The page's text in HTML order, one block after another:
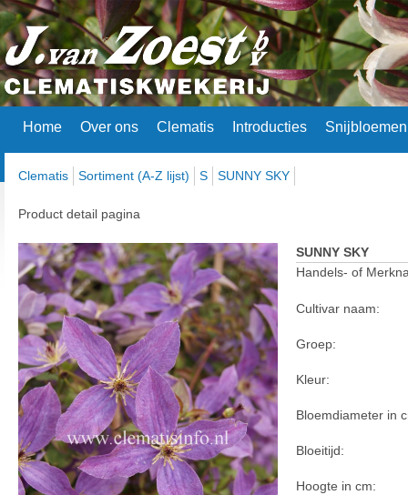
Home Over ons Clematis Introducties Snijbloemen
Clematis Sortiment (A-Z lijst) S SUNNY SKY
Product detail pagina
SUNNY SKY
Handels- of
Cultivar naam:
Groep:
Kleur:
Bloemdiameter in
Bloeitijd:
Hoogte in cm: